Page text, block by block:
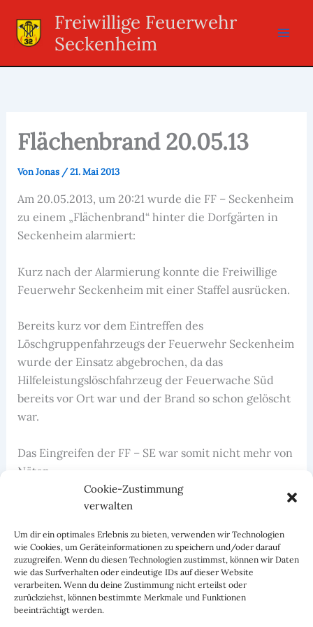
Cookie-Zustimmung
verwalten
Um dir ein optimales Erlebnis zu bieten, verwenden wir Technologien
wie Cookies, um Geräteinformationen zu speichern und/oder darauf
zuzugreifen. Wenn du diesen Technologien zustimmst, können wir Daten
wie das Surfverhalten oder eindeutige IDs auf dieser Website
verarbeiten. Wenn du deine Zustimmung nicht erteilst oder
zurückziehst, können bestimmte Merkmale und Funktionen
beeinträchtigt werden.
Inhalt
springen
Freiwillige Feuerwehr
Seckenheim
Flächenbrand 20.05.13
VonJonas /21. Mai 2013
Am 20.05.2013, um 20:21 wurde die FF – Seckenheim
zu einem „Flächenbrand“ hinter die Dorfgärten in
Seckenheim alarmiert:
Kurz nach der Alarmierung konnte die Freiwillige
Feuerwehr Seckenheim mit einer Staffel ausrücken.
Bereits kurz vor dem Eintreffen des
Löschgruppenfahrzeugs der Feuerwehr Seckenheim
wurde der Einsatz abgebrochen, da das
Hilfeleistungslöschfahrzeug der Feuerwache Süd
bereits vor Ort war und der Brand so schon gelöscht
war.
Das Eingreifen der FF – SE war somit nicht mehr von
Nöten.
Nach kurzer Zeit konnte das LF 8/6 wieder
ZURÜCK